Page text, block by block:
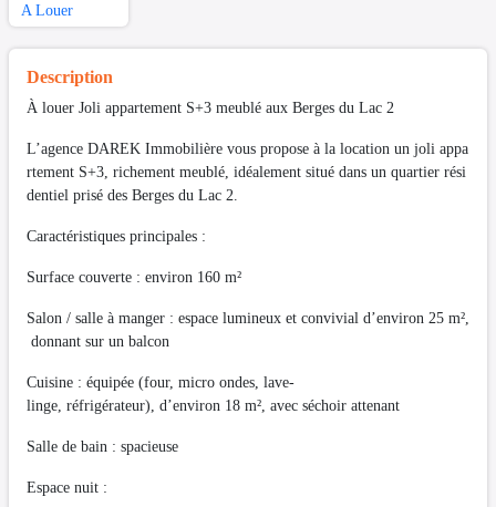
A Louer
Description
À louer Joli appartement S+3 meublé aux Berges du Lac 2
L’agence DAREK Immobilière vous propose à la location un joli appa
rtement S+3, richement meublé, idéalement situé dans un quartier rési
dentiel prisé des Berges du Lac 2.
Caractéristiques principales :
Surface couverte : environ 160 m²
Salon / salle à manger : espace lumineux et convivial d’environ 25 m²,
donnant sur un balcon
Cuisine : équipée (four, micro ondes, lave-
linge, réfrigérateur), d’environ 18 m², avec séchoir attenant
Salle de bain : spacieuse
Espace nuit :